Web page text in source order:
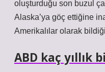
oluşturduğu son buzul
Alaska’ya göç ettiğine
Amerikalılar olarak
ABD kaç yıllık